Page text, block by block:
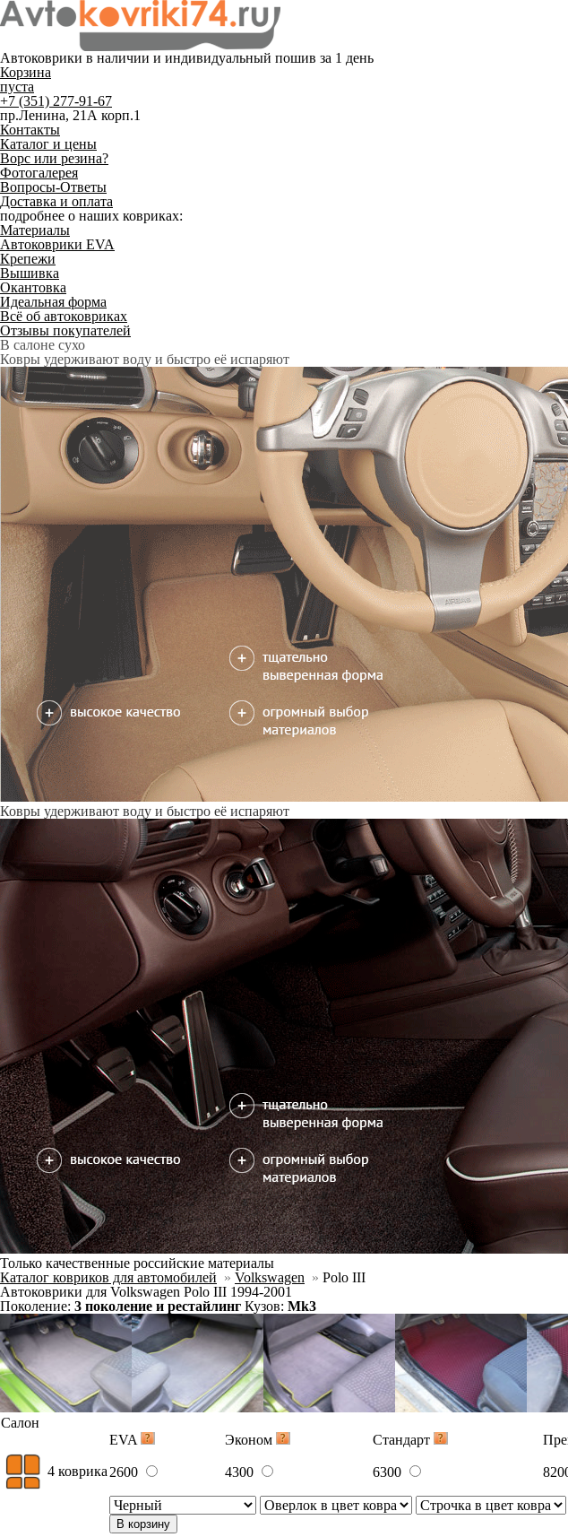
Автоковрики в наличии и индивидуальный пошив за 1 день
Корзина
пуста
+7 (351) 277-91-67
пр.Ленина, 21А корп.1
Контакты
Каталог и цены
Ворс или резина?
Фотогалерея
Вопросы-Ответы
Доставка и оплата
подробнее о наших ковриках:
Материалы
Автоковрики EVA
Крепежи
Вышивка
Окантовка
Идеальная форма
Всё об автоковриках
Отзывы покупателей
Служат до 10 лет
Только качественные российские материалы
Только качественные российские материалы
Каталог ковриков для автомобилей
» Volkswagen » Polo III
Автоковрики для Volkswagen Polo III 1994-2001
Поколение:
3 поколение и рестайлинг Кузов: Mk3
EVA
Эконом Стандарт
4 коврика 2600 4300 6300 8200
В корзину
Фурнитура